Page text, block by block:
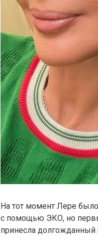
На тот момент Лере
с помощью ЭКО, но
принесла долгожданный